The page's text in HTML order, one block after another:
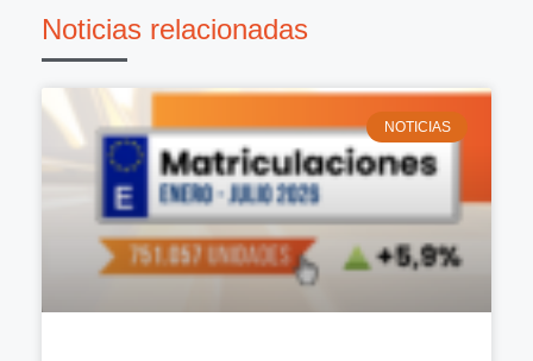
Noticias relacionadas
NOTICIAS